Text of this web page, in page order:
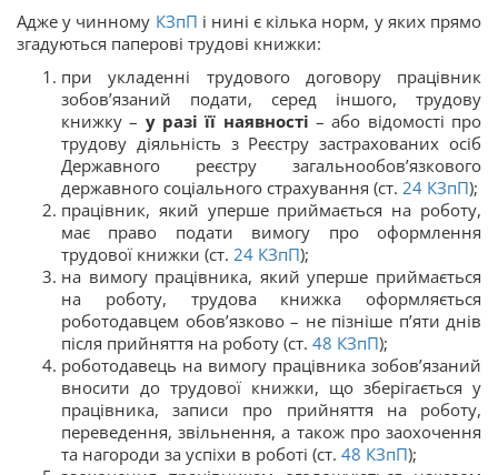
Адже у чинному КЗпП і нині є кілька норм, у яких прямо
згадуються паперові трудові книжки:
при укладенні трудового договору працівник
зобов’язаний подати, серед іншого, трудову
книжку – у разі її наявності – або відомості про
трудову діяльність з Реєстру застрахованих осіб
Державного реєстру загальнообов’язкового
державного соціального страхування (ст. 24 КЗпП);
працівник, який уперше приймається на роботу,
має право подати вимогу про оформлення
трудової книжки (ст. 24 КЗпП);
на вимогу працівника, який уперше приймається
на роботу, трудова книжка оформляється
роботодавцем обов’язково – не пізніше п’яти днів
після прийняття на роботу (ст. 48 КЗпП);
роботодавець на вимогу працівника зобов’язаний
вносити до трудової книжки, що зберігається у
працівника, записи про прийняття на роботу,
переведення, звільнення, а також про заохочення
та нагороди за успіхи в роботі (ст. 48 КЗпП);